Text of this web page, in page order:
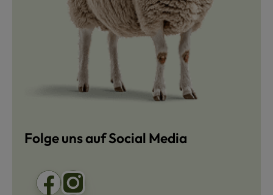
Folge uns auf Social Media